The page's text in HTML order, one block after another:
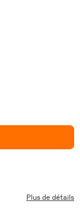
Plus de détails